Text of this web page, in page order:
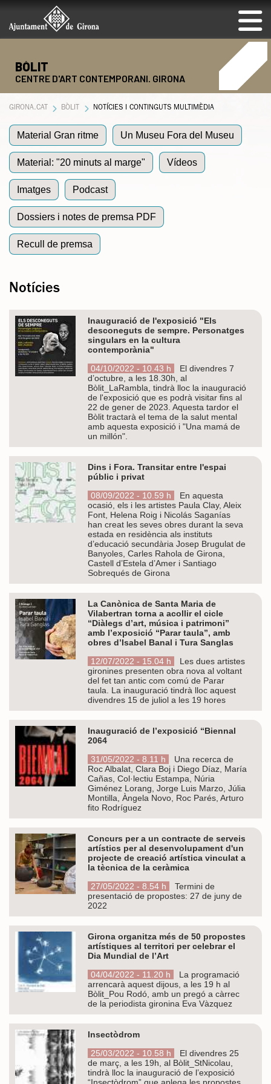
BÒLIT
CENTRE D'ART CONTEMPORANI. GIRONA
GIRONA.CAT BÒLIT NOTÍCIES I CONTINGUTS MULTIMÈDIA
Material Gran ritme Un Museu Fora del Museu
Material: "20 minuts al marge" Vídeos
Imatges Podcast
Dossiers i notes de premsa PDF
Recull de premsa
Notícies
Inauguració de l'exposició "Els
desconeguts de sempre. Personatges
singulars en la cultura
contemporània"
04/10/2022 - 10.43 h
El divendres 7
d’octubre, a les 18.30h, al
Bòlit_LaRambla, tindrà lloc la inauguració
de l'exposició que es podrà visitar fins al
22 de gener de 2023. Aquesta tardor el
Bòlit tractarà el tema de la salut mental
amb aquesta exposició i "Una mamá de
un millón".
Dins i Fora. Transitar entre l'espai
públic i privat
08/09/2022 - 10.59 h
En aquesta
ocasió, els i les artistes Paula Clay, Aleix
Font, Helena Roig i Nicolás Saganías
han creat les seves obres durant la seva
estada en residència als instituts
d’educació secundària Josep Brugulat de
Banyoles, Carles Rahola de Girona,
Castell d’Estela d’Amer i Santiago
Sobrequés de Girona
La Canònica de Santa Maria de
Vilabertran torna a acollir el cicle
“Diàlegs d’art, música i patrimoni”
amb l’exposició “Parar taula”, amb
obres d’Isabel Banal i Tura Sanglas
12/07/2022 - 15.04 h
Les dues artistes
gironines presenten obra nova al voltant
del fet tan antic com comú de Parar
taula. La inauguració tindrà lloc aquest
divendres 15 de juliol a les 19 hores
Inauguració de l’exposició “Biennal
2064
31/05/2022 - 8.11 h
Una recerca de
Roc Albalat, Clara Boj i Diego Díaz, María
Cañas, Col·lectiu Estampa, Núria
Giménez Lorang, Jorge Luis Marzo, Júlia
Montilla, Àngela Novo, Roc Parés, Arturo
fito Rodríguez
Concurs per a un contracte de serveis
artístics per al desenvolupament d'un
projecte de creació artística vinculat a
la tècnica de la ceràmica
27/05/2022 - 8.54 h
Termini de
presentació de propostes: 27 de juny de
2022
Girona organitza més de 50 propostes
artístiques al territori per celebrar el
Dia Mundial de l’Art
04/04/2022 - 11.20 h
La programació
arrencarà aquest dijous, a les 19 h al
Bòlit_Pou Rodó, amb un pregó a càrrec
de la periodista gironina Eva Vàzquez
Insectòdrom
25/03/2022 - 10.58 h
El divendres 25
de març, a les 19h, al Bòlit_StNicolau,
tindrà lloc la inauguració de l’exposició
“Insectòdrom” que aplega les propostes